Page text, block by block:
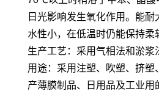
日光影响发生氧化作用。能
水性小，在低温时仍能保持柔
生产工艺：采用气相法和淤浆
用途：采用注塑、吹塑、挤塑
产薄膜制品、日用品及工业用